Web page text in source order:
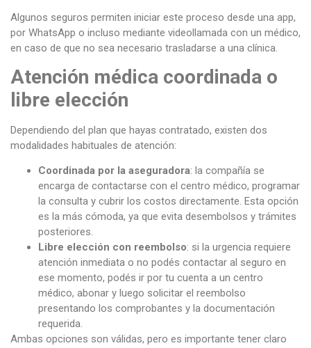
Algunos seguros permiten iniciar este proceso desde una app,
por WhatsApp o incluso mediante videollamada con un médico,
en caso de que no sea necesario trasladarse a una clínica.
Atención médica coordinada o
libre elección
Dependiendo del plan que hayas contratado, existen dos
modalidades habituales de atención:
Coordinada por la aseguradora: la compañía se
encarga de contactarse con el centro médico, programar
la consulta y cubrir los costos directamente. Esta opción
es la más cómoda, ya que evita desembolsos y trámites
posteriores.
Libre elección con reembolso: si la urgencia requiere
atención inmediata o no podés contactar al seguro en
ese momento, podés ir por tu cuenta a un centro
médico, abonar y luego solicitar el reembolso
presentando los comprobantes y la documentación
requerida.
Ambas opciones son válidas, pero es importante tener claro